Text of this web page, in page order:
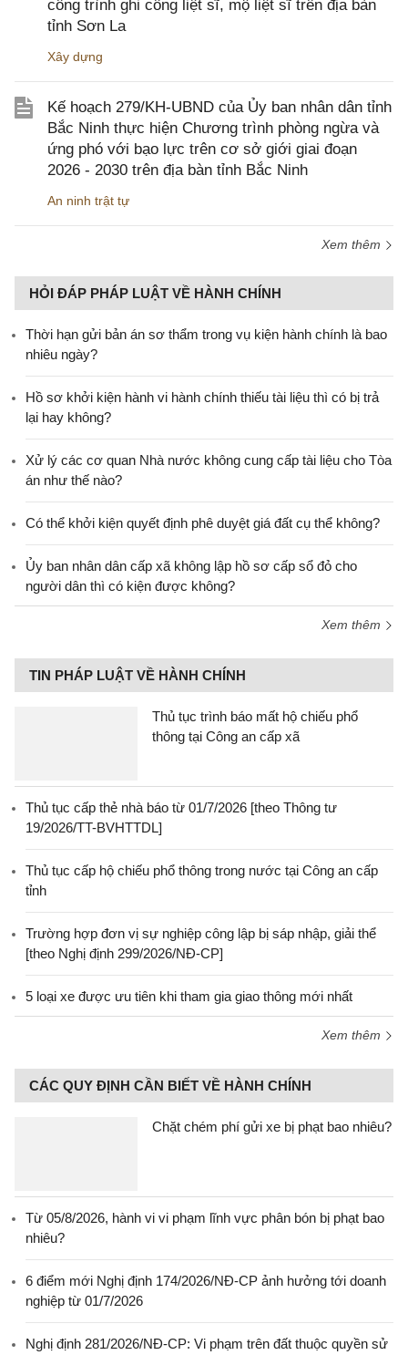
công trình ghi công liệt sĩ, mộ liệt sĩ trên địa bàn
tỉnh Sơn La
Xây dựng
Kế hoạch 279/KH-UBND của Ủy ban nhân dân tỉnh
Bắc Ninh thực hiện Chương trình phòng ngừa và
ứng phó với bạo lực trên cơ sở giới giai đoạn
2026 - 2030 trên địa bàn tỉnh Bắc Ninh
An ninh trật tự
Xem thêm
HỎI ĐÁP PHÁP LUẬT VỀ HÀNH CHÍNH
Thời hạn gửi bản án sơ thẩm trong vụ kiện hành chính là bao
nhiêu ngày?
Hồ sơ khởi kiện hành vi hành chính thiếu tài liệu thì có bị trả
lại hay không?
Xử lý các cơ quan Nhà nước không cung cấp tài liệu cho Tòa
án như thế nào?
Có thể khởi kiện quyết định phê duyệt giá đất cụ thể không?
Ủy ban nhân dân cấp xã không lập hồ sơ cấp sổ đỏ cho
người dân thì có kiện được không?
Xem thêm
TIN PHÁP LUẬT VỀ HÀNH CHÍNH
Thủ tục trình báo mất hộ chiếu phổ
thông tại Công an cấp xã
Thủ tục cấp thẻ nhà báo từ 01/7/2026 [theo Thông tư
19/2026/TT-BVHTTDL]
Thủ tục cấp hộ chiếu phổ thông trong nước tại Công an cấp
tỉnh
Trường hợp đơn vị sự nghiệp công lập bị sáp nhập, giải thể
[theo Nghị định 299/2026/NĐ-CP]
5 loại xe được ưu tiên khi tham gia giao thông mới nhất
Xem thêm
CÁC QUY ĐỊNH CẦN BIẾT VỀ HÀNH CHÍNH
Chặt chém phí gửi xe bị phạt bao nhiêu?
Từ 05/8/2026, hành vi vi phạm lĩnh vực phân bón bị phạt bao
nhiêu?
6 điểm mới Nghị định 174/2026/NĐ-CP ảnh hưởng tới doanh
nghiệp từ 01/7/2026
Nghị định 281/2026/NĐ-CP: Vi phạm trên đất thuộc quyền sử